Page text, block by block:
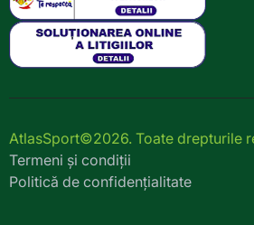
AtlasSport©2026. Toate drepturile
Termeni și condiții
Politică de confidențialitate